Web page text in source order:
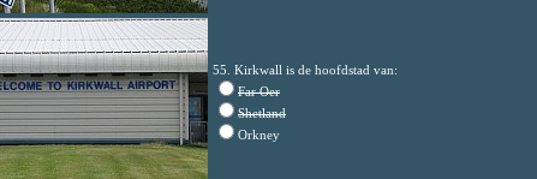
55. Kirkwall is de hoofdstad van:
Far Oer
Shetland
Orkney